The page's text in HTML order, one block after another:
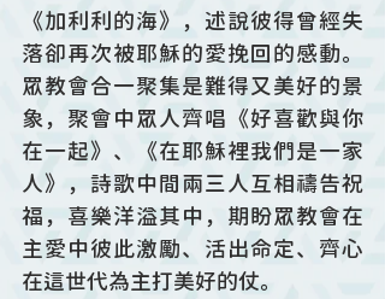
《加利利的海》，述說彼得曾經失
落卻再次被耶穌的愛挽回的感動。
眾教會合一聚集是難得又美好的景
象，聚會中眾人齊唱《好喜歡與你
在一起》、《在耶穌裡我們是一家
人》，詩歌中間兩三人互相禱告祝
福，喜樂洋溢其中，期盼眾教會在
主愛中彼此激勵、活出命定、齊心
在這世代為主打美好的仗。